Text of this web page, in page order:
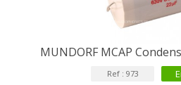
MUNDORF MCAP
Ref : 973